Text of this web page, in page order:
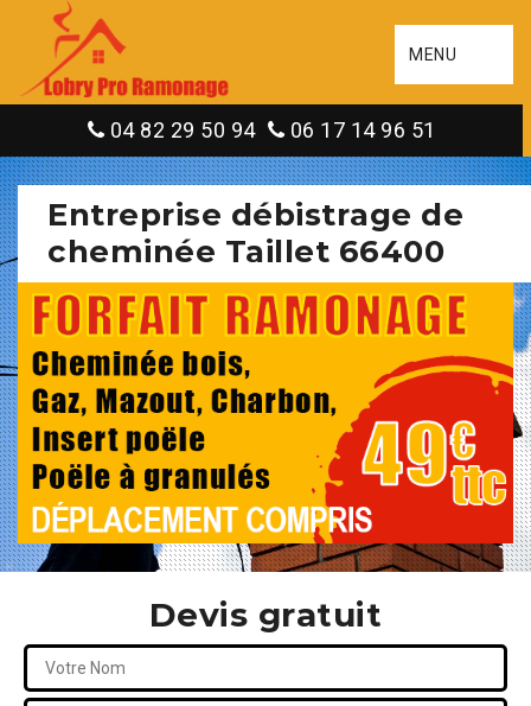
MENU
04 82 29 50 94 06 17 14 96 51
Entreprise débistrage de
cheminée Taillet 66400
Devis gratuit